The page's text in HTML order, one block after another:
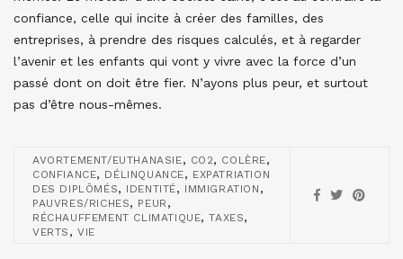
confiance, celle qui incite à créer des familles, des
entreprises, à prendre des risques calculés, et à regarder
l’avenir et les enfants qui vont y vivre avec la force d’un
passé dont on doit être fier. N’ayons plus peur, et surtout
pas d’être nous-mêmes.
AVORTEMENT/EUTHANASIE, CO2, COLÈRE,
CONFIANCE, DÉLINQUANCE, EXPATRIATION
DES DIPLÔMÉS, IDENTITÉ, IMMIGRATION ,
PAUVRES/RICHES, PEUR ,
RÉCHAUFFEMENT CLIMATIQUE,TAXES,
VERTS , VIE